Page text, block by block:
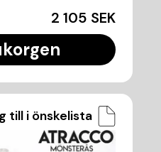
2 105 SEK
till i önskelista